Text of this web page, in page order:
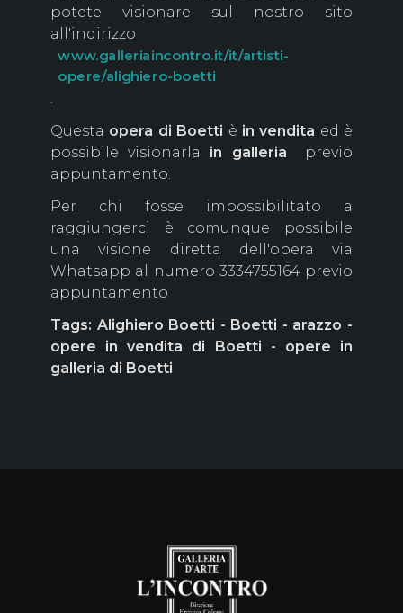
potete visionare sul nostro sito
all'indirizzo
www.galleriaincontro.it/it/artisti-
opere/alighiero-boetti
.
Questa opera di Boetti è in vendita ed è
possibile visionarla
in galleria previo
appuntamento.
Per chi fosse impossibilitato a
raggiungerci è comunque possibile
una visione diretta dell'opera via
Whatsapp al numero 3334755164 previo
appuntamento
Tags: Alighiero Boetti - Boetti - arazzo -
opere in vendita di Boetti - opere in
galleria di Boetti